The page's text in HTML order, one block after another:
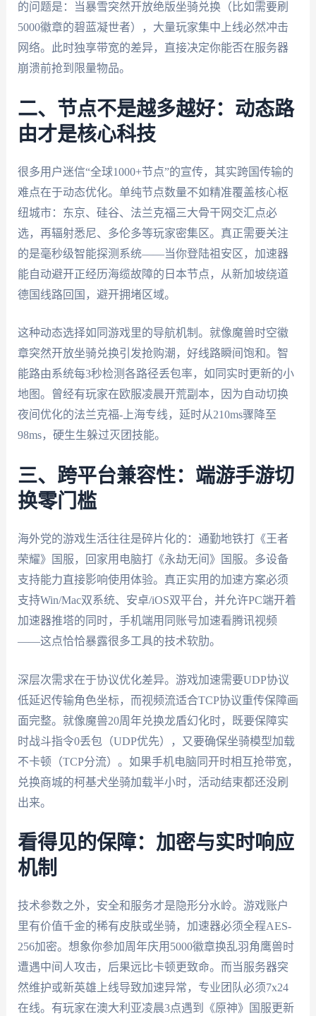
的问题是：当暴雪突然开放绝版坐骑兑换（比如需要刷
5000徽章的碧蓝凝世者），大量玩家集中上线必然冲击
网络。此时独享带宽的差异，直接决定你能否在服务器
崩溃前抢到限量物品。
二、节点不是越多越好：动态路
由才是核心科技
很多用户迷信“全球1000+节点”的宣传，其实跨国传输的
难点在于动态优化。单纯节点数量不如精准覆盖核心枢
纽城市：东京、硅谷、法兰克福三大骨干网交汇点必
选，再辐射悉尼、多伦多等玩家密集区。真正需要关注
的是毫秒级智能探测系统——当你登陆祖安区，加速器
能自动避开正经历海缆故障的日本节点，从新加坡绕道
德国线路回国，避开拥堵区域。
这种动态选择如同游戏里的导航机制。就像魔兽时空徽
章突然开放坐骑兑换引发抢购潮，好线路瞬间饱和。智
能路由系统每3秒检测各路径丢包率，如同实时更新的小
地图。曾经有玩家在欧服凌晨开荒副本，因为自动切换
夜间优化的法兰克福-上海专线，延时从210ms骤降至
98ms，硬生生躲过灭团技能。
三、跨平台兼容性：端游手游切
换零门槛
海外党的游戏生活往往是碎片化的：通勤地铁打《王者
荣耀》国服，回家用电脑打《永劫无间》国服。多设备
支持能力直接影响使用体验。真正实用的加速方案必须
支持Win/Mac双系统、安卓/iOS双平台，并允许PC端开着
加速器推塔的同时，手机端用同账号加速看腾讯视频
——这点恰恰暴露很多工具的技术软肋。
深层次需求在于协议优化差异。游戏加速需要UDP协议
低延迟传输角色坐标，而视频流适合TCP协议重传保障画
面完整。就像魔兽20周年兑换龙盾幻化时，既要保障实
时战斗指令0丢包（UDP优先），又要确保坐骑模型加载
不卡顿（TCP分流）。如果手机电脑同开时相互抢带宽，
兑换商城的柯基犬坐骑加载半小时，活动结束都还没刷
出来。
看得见的保障：加密与实时响应
机制
技术参数之外，安全和服务才是隐形分水岭。游戏账户
里有价值千金的稀有皮肤或坐骑，加速器必须全程AES-
256加密。想象你参加周年庆用5000徽章换乱羽角鹰兽时
遭遇中间人攻击，后果远比卡顿更致命。而当服务器突
然维护或新英雄上线导致加速异常，专业团队必须7x24
在线。有玩家在澳大利亚凌晨3点遇到《原神》国服更新